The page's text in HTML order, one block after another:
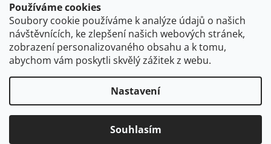
Používáme cookies
Soubory cookie používáme k analýze údajů o našich
návštěvnících, ke zlepšení našich webových stránek,
zobrazení personalizovaného obsahu a k tomu,
abychom vám poskytli skvělý zážitek z webu.
Nastavení
Souhlasím
Sledovat na Instagramu
Vytvořil Shoptet